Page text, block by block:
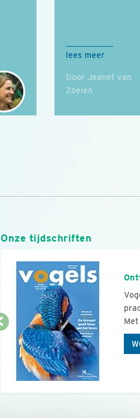
lees meer
Door Jeanet van
Zoelen
Onze tijdschriften